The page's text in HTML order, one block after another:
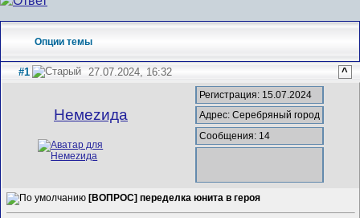
Опции темы
#1 27.07.2024, 16:32 ^
Немеzида
Регистрация: 15.07.2024
Адрес: Серебряный город
Сообщения: 14
[ВОПРОС] переделка юнита в героя